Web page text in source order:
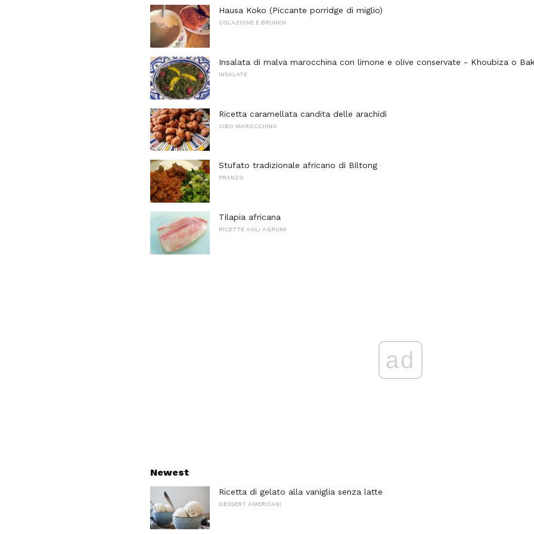
Hausa Koko (Piccante porridge di miglio)
COLAZIONE E BRUNCH
Insalata di malva marocchina con limone e olive conservate - Khoubiza o
INSALATE
Ricetta caramellata candita delle arachidi
CIBO MAROCCHINO
Stufato tradizionale africano di Biltong
PRANZO
Tilapia africana
RICETTE AGLI AGRUMI
ad
Newest
Ricetta di gelato alla vaniglia senza latte
DESSERT AMERICANI